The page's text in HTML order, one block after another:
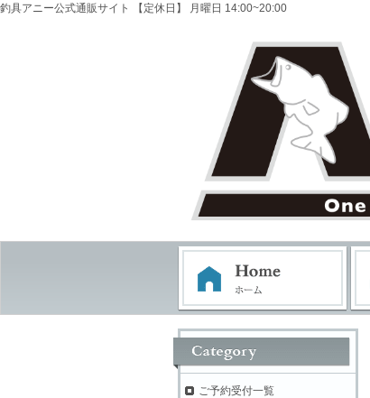
釣具アニー公式通販サイト 【定休日】 月曜日 14:00~20:00
ご予約受付一覧